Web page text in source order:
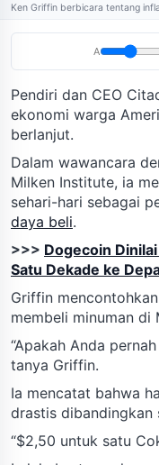
Ken Griffin berbicara tentang
A
Pendiri dan CEO
ekonomi warga
berlanjut.
Dalam wawancara
Milken Institute, ia
sehari-hari sebagai
daya beli.
>>> Dogecoin
Satu Dekade ke
Griffin
membeli minuman di
“Apakah Anda
tanya Griffin.
Ia mencatat bahwa
drastis dibandingkan
“$2,50 untuk satu